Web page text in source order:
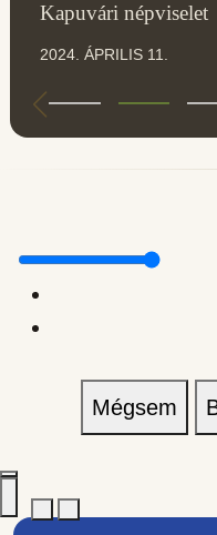
Kapuvári népviselet
2024. ÁPRILIS 11.
Mégsem